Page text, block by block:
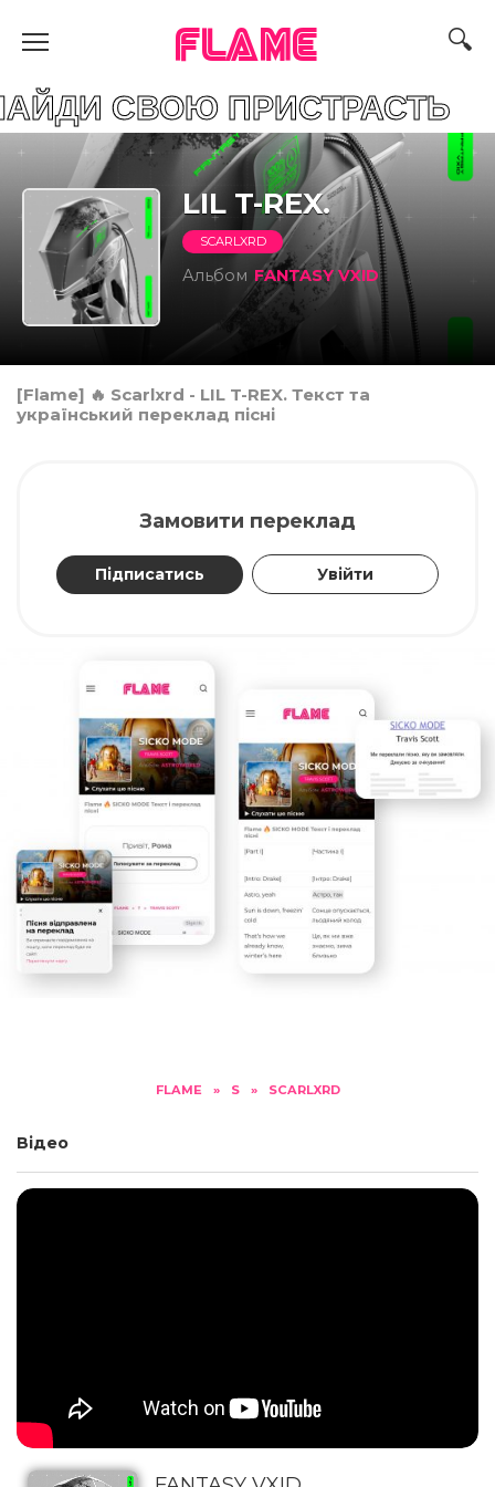
FLAME
ПРИСТРАСТЬ
LIL T-REX.
SCARLXRD
Альбом FANTASY VXID
[Flame] 🔥 Scarlxrd - LIL T-REX. Текст та
український переклад пісні
Замовити переклад
Підписатись Увійти
FLAME » S » SCARLXRD
Відео